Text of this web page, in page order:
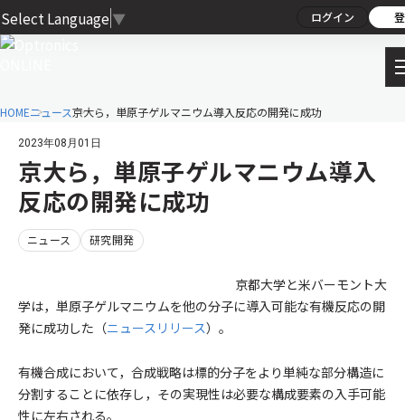
Select Language ▼ ログイン
HOMEニュース京大ら，単原子ゲルマニウム導入反応の開発に成功
2023年08月01日
京大ら，単原子ゲルマニウム導入
反応の開発に成功
ニュース 研究開発
京都大学と米バーモント大
学は，単原子ゲルマニウムを他の分子に導入可能な有機反応の開
発に成功した（ニュースリリース）。
有機合成において，合成戦略は標的分子をより単純な部分構造に
分割することに依存し，その実現性は必要な構成要素の入手可能
性に左右される。